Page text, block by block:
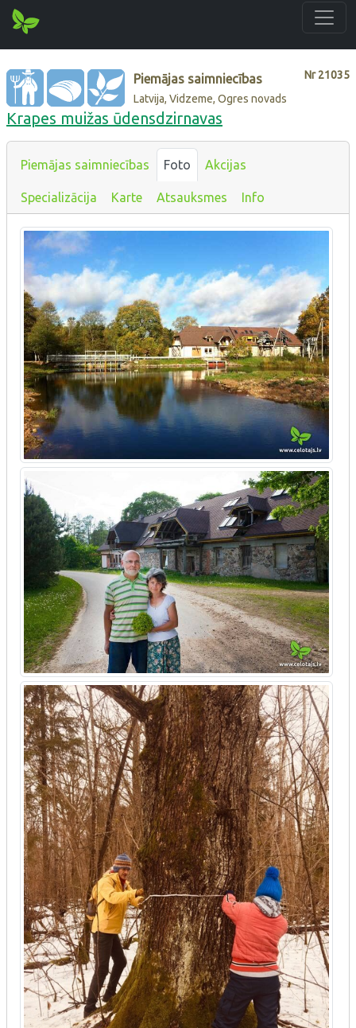
Nr21035
Piemājas saimniecības
Latvija, Vidzeme, Ogres novads
Krapes muižas ūdensdzirnavas
Piemājas saimniecības Foto Akcijas
Specializācija Karte Atsauksmes Info